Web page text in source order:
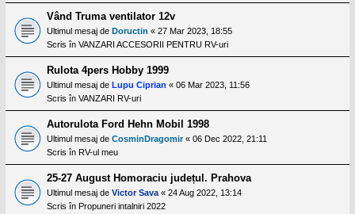
Vând Truma ventilator 12v
Ultimul mesaj de Doructin « 27 Mar 2023, 18:55
Scris în VANZARI ACCESORII PENTRU RV-uri
Rulota 4pers Hobby 1999
Ultimul mesaj de Lupu Ciprian « 06 Mar 2023, 11:56
Scris în VANZARI RV-uri
Autorulota Ford Hehn Mobil 1998
Ultimul mesaj de CosminDragomir« 06 Dec 2022, 21:11
Scris în RV-ul meu
25-27 August Homoraciu județul. Prahova
Ultimul mesaj de Victor Sava « 24 Aug 2022, 13:14
Scris în Propuneri intalniri 2022